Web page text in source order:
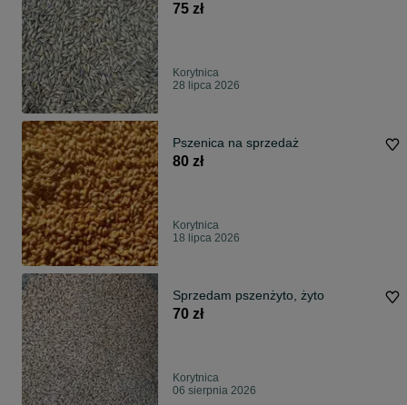
75 zł
Korytnica
28 lipca 2026
Pszenica na sprzedaż
80 zł
Korytnica
18 lipca 2026
Sprzedam pszenżyto, żyto
70 zł
Korytnica
06 sierpnia 2026